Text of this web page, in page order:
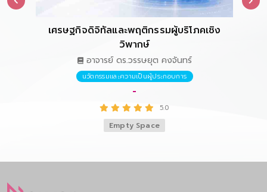
เศรษฐกิจดิจิทัลและพฤติกรรมผู้บริโภคเชิง
วิพากษ์
อาจารย์ ดร.วรรษยุต คงจันทร์
นวัตกรรมและความเป็นผู้ประกอบการ
-
5.0
Empty Space